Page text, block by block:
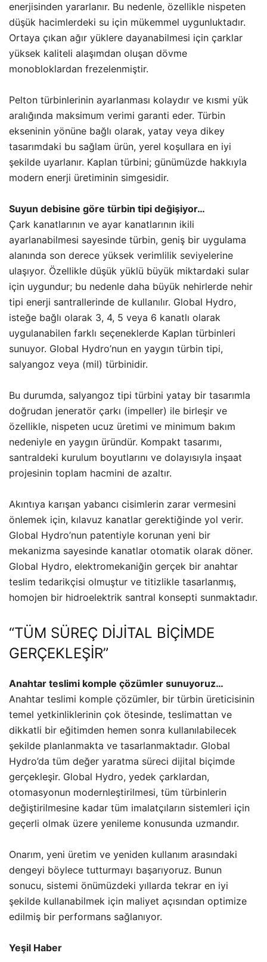
enerjisinden yararlanır. Bu nedenle, özellikle nispeten
düşük hacimlerdeki su için mükemmel uygunluktadır.
Ortaya çıkan ağır yüklere dayanabilmesi için çarklar
yüksek kaliteli alaşımdan oluşan dövme
monobloklardan frezelenmiştir.
Pelton türbinlerinin ayarlanması kolaydır ve kısmi yük
aralığında maksimum verimi garanti eder. Türbin
ekseninin yönüne bağlı olarak, yatay veya dikey
tasarımdaki bu sağlam ürün, yerel koşullara en iyi
şekilde uyarlanır. Kaplan türbini; günümüzde hakkıyla
modern enerji üretiminin simgesidir.
Suyun debisine göre türbin tipi değişiyor…
Çark kanatlarının ve ayar kanatlarının ikili
ayarlanabilmesi sayesinde türbin, geniş bir uygulama
alanında son derece yüksek verimlilik seviyelerine
ulaşıyor. Özellikle düşük yüklü büyük miktardaki sular
için uygundur; bu nedenle daha büyük nehirlerde nehir
tipi enerji santrallerinde de kullanılır. Global Hydro,
isteğe bağlı olarak 3, 4, 5 veya 6 kanatlı olarak
uygulanabilen farklı seçeneklerde Kaplan türbinleri
sunuyor. Global Hydro’nun en yaygın türbin tipi,
salyangoz veya (mil) türbinidir.
Bu durumda, salyangoz tipi türbini yatay bir tasarımla
doğrudan jeneratör çarkı (impeller) ile birleşir ve
özellikle, nispeten ucuz üretimi ve minimum bakım
nedeniyle en yaygın üründür. Kompakt tasarımı,
santraldeki kurulum boyutlarını ve dolayısıyla inşaat
projesinin toplam hacmini de azaltır.
Akıntıya karışan yabancı cisimlerin zarar vermesini
önlemek için, kılavuz kanatlar gerektiğinde yol verir.
Global Hydro’nun patentiyle korunan yeni bir
mekanizma sayesinde kanatlar otomatik olarak döner.
Global Hydro, elektromekaniğin gerçek bir anahtar
teslim tedarikçisi olmuştur ve titizlikle tasarlanmış,
homojen bir hidroelektrik santral konsepti sunmaktadır.
“TÜM SÜREÇ DİJİTAL BİÇİMDE
GERÇEKLEŞİR”
Anahtar teslimi komple çözümler sunuyoruz…
Anahtar teslimi komple çözümler, bir türbin üreticisinin
temel yetkinliklerinin çok ötesinde, teslimattan ve
dikkatli bir eğitimden hemen sonra kullanılabilecek
şekilde planlanmakta ve tasarlanmaktadır. Global
Hydro’da tüm değer yaratma süreci dijital biçimde
gerçekleşir. Global Hydro, yedek çarklardan,
otomasyonun modernleştirilmesi, tüm türbinlerin
değiştirilmesine kadar tüm imalatçıların sistemleri için
geçerli olmak üzere yenileme konusunda uzmandır.
Onarım, yeni üretim ve yeniden kullanım arasındaki
dengeyi böylece tutturmayı başarıyoruz. Bunun
sonucu, sistemi önümüzdeki yıllarda tekrar en iyi
şekilde kullanabilmek için maliyet açısından optimize
edilmiş bir performans sağlanıyor.
Yeşil Haber